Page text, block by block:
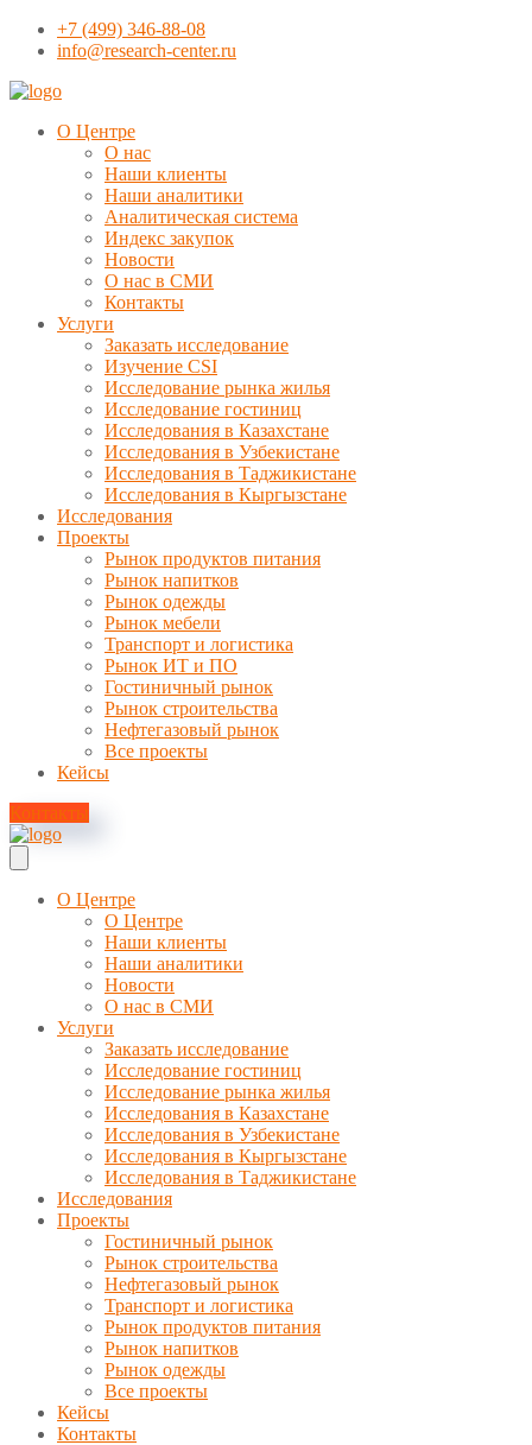
+7 (499) 346-88-08
info@research-center.ru
О Центре
О нас
Наши клиенты
Наши аналитики
Аналитическая система
Индекс закупок
Новости
О нас в СМИ
Контакты
Услуги
Заказать исследование
Изучение CSI
Исследование рынка жилья
Исследование гостиниц
Исследования в Казахстане
Исследования в Узбекистане
Исследования в Таджикистане
Исследования в Кыргызстане
Исследования
Проекты
Рынок продуктов питания
Рынок напитков
Рынок одежды
Рынок мебели
Транспорт и логистика
Рынок ИТ и ПО
Гостиничный рынок
Рынок строительства
Нефтегазовый рынок
Все проекты
Кейсы
Контакты
О Центре
О Центре
Наши клиенты
Наши аналитики
Новости
О нас в СМИ
Услуги
Заказать исследование
Исследование гостиниц
Исследование рынка жилья
Исследования в Казахстане
Исследования в Узбекистане
Исследования в Кыргызстане
Исследования в Таджикистане
Исследования
Проекты
Гостиничный рынок
Рынок строительства
Нефтегазовый рынок
Транспорт и логистика
Рынок продуктов питания
Рынок напитков
Рынок одежды
Все проекты
Кейсы
Контакты